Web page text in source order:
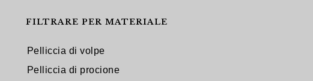
FILTRARE PER MATERIALE
Pelliccia di volpe
Pelliccia di procione